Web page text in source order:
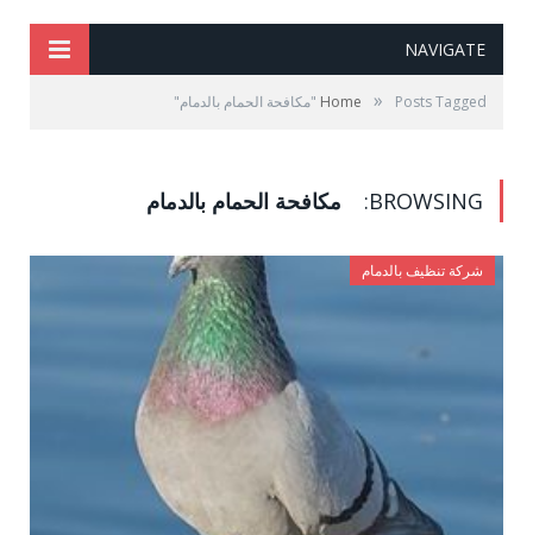
NAVIGATE
Home » Posts Tagged "مكافحة الحمام بالدمام"
BROWSING: مكافحة الحمام بالدمام
شركة تنظيف بالدمام